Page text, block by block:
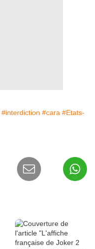
#interdiction #cara #Etats-